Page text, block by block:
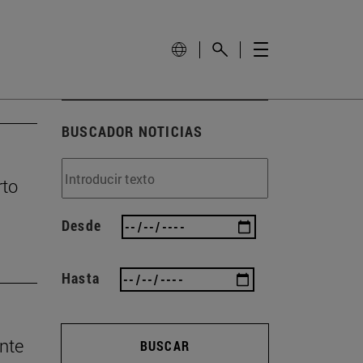
BUSCADOR NOTICIAS
Desde
Hasta
BUSCAR